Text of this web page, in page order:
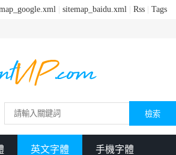
sitemap_baidu.xml Rss Tags
英文字體 手機字體